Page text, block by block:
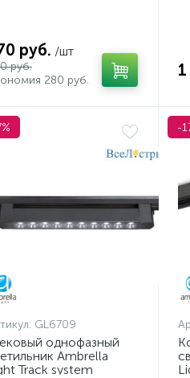
руб. /шт
руб.
280 руб.
GL6709
однофазный
Ambrella
Track system
-